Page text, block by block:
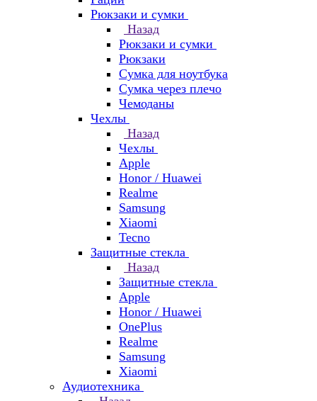
Рюкзаки и сумки
Назад
Рюкзаки и сумки
Рюкзаки
Сумка для ноутбука
Сумка через плечо
Чемоданы
Чехлы
Назад
Чехлы
Apple
Honor / Huawei
Realme
Samsung
Xiaomi
Tecno
Защитные стекла
Назад
Защитные стекла
Apple
Honor / Huawei
OnePlus
Realme
Samsung
Xiaomi
Аудиотехника